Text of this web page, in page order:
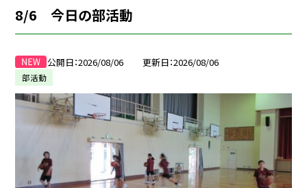
8/6 今日の部活動
公開日 2026/08/06 更新日 2026/08/06
部活動